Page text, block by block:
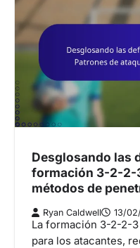
Desglosando las
formación 3-2-2-
métodos de
Ryan Caldwell 13/
La formación 3-2-2-
para los atacantes,